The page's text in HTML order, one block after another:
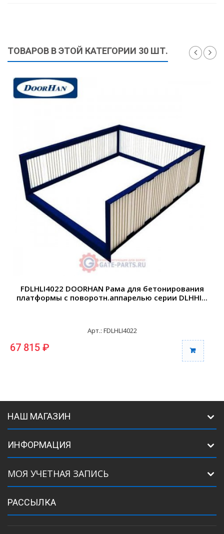
ТОВАРОВ В ЭТОЙ КАТЕГОРИИ 30 ШТ.
FDLHLI4022 DOORHAN Рама для бетонирования
платформы с поворотн.аппарелью серии DLHHI...
Арт.: FDLHLI4022
67 815 ₽
НАШ МАГАЗИН
ИНФОРМАЦИЯ
МОЯ УЧЕТНАЯ ЗАПИСЬ
РАССЫЛКА